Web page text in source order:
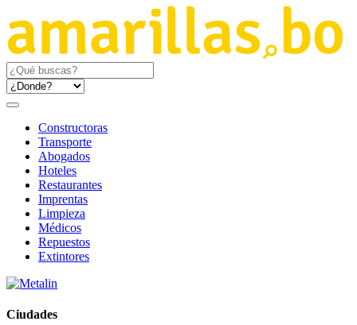
Constructoras
Transporte
Abogados
Hoteles
Restaurantes
Imprentas
Limpieza
Médicos
Repuestos
Extintores
Ciudades